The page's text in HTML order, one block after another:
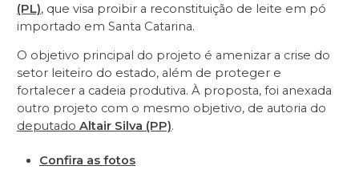
(PL), que visa proibir a reconstituição de leite em pó
importado em Santa Catarina.
O objetivo principal do projeto é amenizar a crise do
setor leiteiro do estado, além de proteger e
fortalecer a cadeia produtiva. À proposta, foi anexada
outro projeto com o mesmo objetivo, de autoria do
deputado Altair Silva (PP).
Confira as fotos